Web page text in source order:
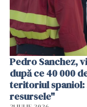
Pedro Sanchez,
după ce 40 000
teritoriul spaniol:
resursele"